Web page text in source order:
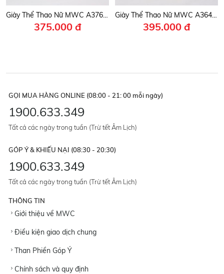
Giày Thể Thao Nữ MWC A376 - Giày Chunky Sneakers Nữ Da PU Êm Mềm, Đi Học, Đi Chơi, Dạo Phố Bền Đẹp, Thời Trang.
375.000 đ
Giày Thể Thao Nữ MWC A364 - Giày Sneaker Nữ Buộc Dây Năng Động, Phong Cách Hàn Quốc Trẻ Trung, Thời Trang.
395.000 đ
GỌI MUA HÀNG ONLINE (08:00 - 21: 00 mỗi ngày)
1900.633.349
Tất cả các ngày trong tuần (Trừ tết Âm Lịch)
GÓP Ý & KHIẾU NẠI (08:30 - 20:30)
1900.633.349
Tất cả các ngày trong tuần (Trừ tết Âm Lịch)
THÔNG TIN
Giới thiệu về MWC
Điều kiện giao dịch chung
Than Phiền Góp Ý
Chính sách và quy định